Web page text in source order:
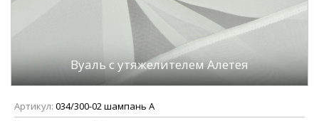
Вуаль с утяжелителем Алетея
Артикул: 034/300-02 шампань А